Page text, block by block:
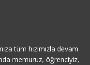
tüm hızımızla devam
memuruz, öğrenciyiz,